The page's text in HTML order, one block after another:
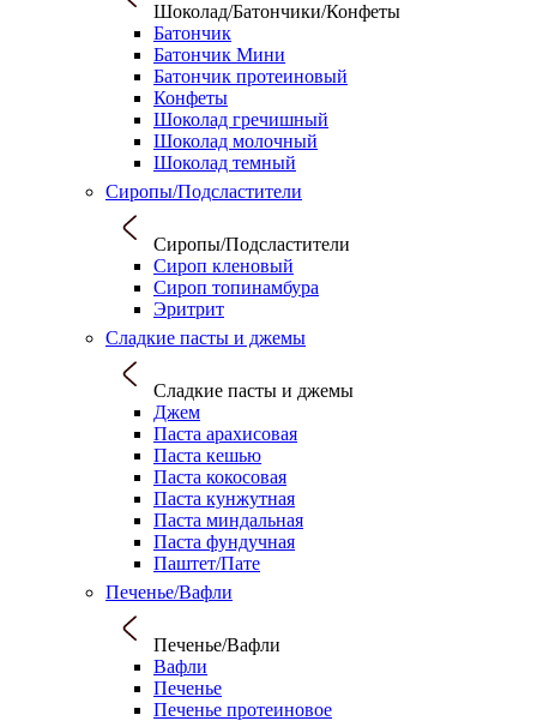
Шоколад/Батончики/Конфеты
Батончик
Батончик Мини
Батончик протеиновый
Конфеты
Шоколад гречишный
Шоколад молочный
Шоколад темный
Сиропы/Подсластители
Сиропы/Подсластители
Сироп кленовый
Сироп топинамбура
Эритрит
Сладкие пасты и джемы
Сладкие пасты и джемы
Джем
Паста арахисовая
Паста кешью
Паста кокосовая
Паста кунжутная
Паста миндальная
Паста фундучная
Паштет/Пате
Печенье/Вафли
Печенье/Вафли
Вафли
Печенье
Печенье протеиновое